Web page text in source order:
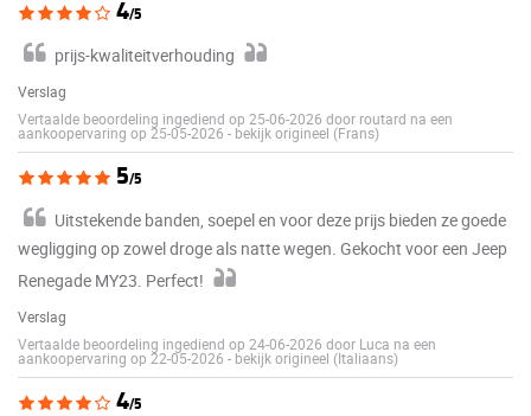
4/5
prijs-kwaliteitverhouding
Verslag
Vertaalde beoordeling ingediend op 25-06-2026 door routard na een
aankoopervaring op 25-05-2026 - bekijk origineel (Frans)
5/5
Uitstekende banden, soepel en voor deze prijs bieden ze goede
wegligging op zowel droge als natte wegen. Gekocht voor een Jeep
Renegade MY23. Perfect!
Verslag
Vertaalde beoordeling ingediend op 24-06-2026 door Luca na een
aankoopervaring op 22-05-2026 - bekijk origineel (Italiaans)
4/5